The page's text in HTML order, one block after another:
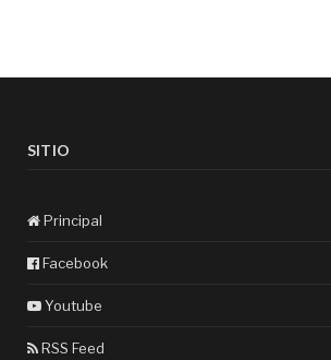
SITIO
Principal
Facebook
Youtube
RSS Feed